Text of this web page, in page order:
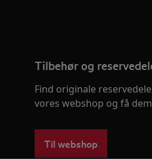
Tilbehør og
Find originale
vores webshop og få
Til webshop